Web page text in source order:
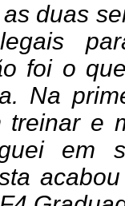
as duas
foi o
Na
treinar e
em